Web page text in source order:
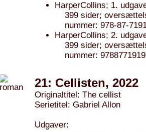
HarperCollins; 1.
399 sider;
nummer: 978-87-
HarperCollins; 2.
399 sider;
nummer:
21: Cellisten, 2022
Originaltitel: The cellist
Serietitel: Gabriel Allon
Udgaver: